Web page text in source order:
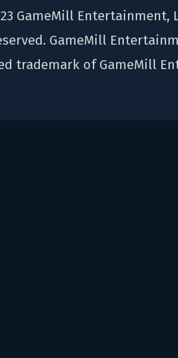
GameMill Entertainment,
GameMill
trademark of GameMill